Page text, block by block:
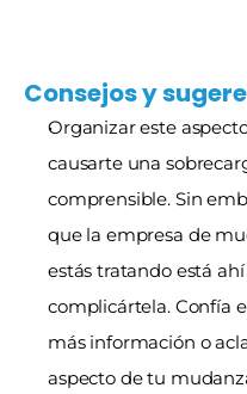
Consejos y
Organizar este
causarte una
comprensible. Sin
que la empresa de
estás tratando está
complicártela. Confía
más información o
aspecto de tu